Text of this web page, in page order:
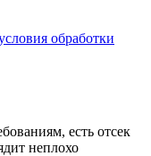
обработки
есть отсек
неплохо